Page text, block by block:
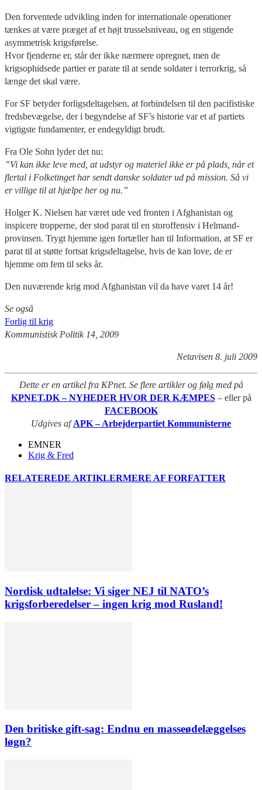
Den forventede udvikling inden for internationale operationer
tænkes at være præget af et højt trusselsniveau, og en stigende
asymmetrisk krigsførelse.
Hvor fjenderne er, står der ikke nærmere opregnet, men de
krigsophidsede partier er parate til at sende soldater i terrorkrig, så
længe det skal være.
For SF betyder forligsdeltagelsen, at forbindelsen til den pacifistiske
fredsbevægelse, der i begyndelse af SF’s historie var et af partiets
vigtigste fundamenter, er endegyldigt brudt.
Fra Ole Sohn lyder det nu:
”Vi kan ikke leve med, at udstyr og materiel ikke er på plads, når et
flertal i Folketinget har sendt danske soldater ud på mission. Så vi
er villige til at hjælpe her og nu.”
Holger K. Nielsen har været ude ved fronten i Afghanistan og
inspicere tropperne, der stod parat til en storoffensiv i Helmand-
provinsen. Trygt hjemme igen fortæller han til Information, at SF er
parat til at støtte fortsat krigsdeltagelse, hvis de kan love, de er
hjemme om fem til seks år.
Den nuværende krig mod Afghanistan vil da have varet 14 år!
Se også
Forlig til krig
Kommunistisk Politik 14, 2009
Netavisen 8. juli 2009
Dette er en artikel fra KPnet. Se flere artikler og følg med på
KPNET.DK – NYHEDER HVOR DER KÆMPES – eller på
FACEBOOK
Udgives afAPK – Arbejderpartiet Kommunisterne
EMNER
Krig & Fred
RELATEREDE ARTIKLERMERE AF FORFATTER
Nordisk udtalelse: Vi siger NEJ til NATO’s
krigsforberedelser – ingen krig mod Rusland!
Den britiske gift-sag: Endnu en masseødelæggelses
løgn?